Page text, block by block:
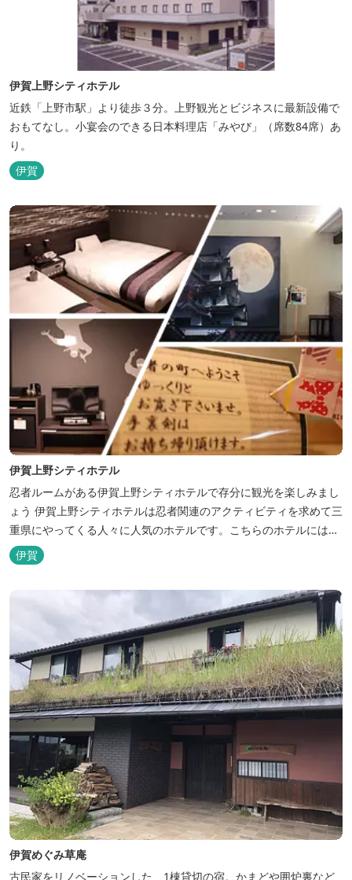
伊賀上野シティホテル
近鉄「上野市駅」より徒歩３分。上野観光とビジネスに最新設備で
おもてなし。小宴会のできる日本料理店「みやび」（席数84席）あ
り。
伊賀
伊賀上野シティホテル
忍者ルームがある伊賀上野シティホテルで存分に観光を楽しみまし
ょう 伊賀上野シティホテルは忍者関連のアクティビティを求めて三
重県にやってくる人々に人気のホテルです。こちらのホテルには、
忍者の内装が施された部屋がいくつかあります。壁紙からトイレッ
トペーパーに至るまで、忍者に関連したデザインモチーフがあしら
われています。 伊賀上野城や伊賀流忍者博物館から徒歩わずか10
伊賀
伊賀めぐみ草庵
古民家をリノベーションした、1棟貸切の宿。かまどや囲炉裏など